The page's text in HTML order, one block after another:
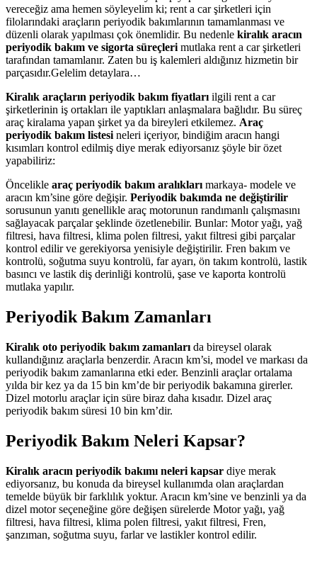
vereceğiz ama hemen söyleyelim ki; rent a car şirketleri için
filolarındaki araçların periyodik bakımlarının tamamlanması ve
düzenli olarak yapılması çok önemlidir. Bu nedenle kiralık aracın
periyodik bakım ve sigorta süreçlerimutlaka rent a car şirketleri
tarafından tamamlanır. Zaten bu iş kalemleri aldığınız hizmetin bir
parçasıdır.Gelelim detaylara…
Kiralık araçların periyodik bakım fiyatlarıilgili rent a car
şirketlerinin iş ortakları ile yaptıkları anlaşmalara bağlıdır. Bu süreç
araç kiralama yapan şirket ya da bireyleri etkilemez. Araç
periyodik bakım listesineleri içeriyor, bindiğim aracın hangi
kısımları kontrol edilmiş diye merak ediyorsanız şöyle bir özet
yapabiliriz:
Öncelikle araç periyodik bakım aralıklarımarkaya- modele ve
aracın km’sine göre değişir. Periyodik bakımda ne değiştirilir
sorusunun yanıtı genellikle araç motorunun randımanlı çalışmasını
sağlayacak parçalar şeklinde özetlenebilir. Bunlar: Motor yağı, yağ
filtresi, hava filtresi, klima polen filtresi, yakıt filtresi gibi parçalar
kontrol edilir ve gerekiyorsa yenisiyle değiştirilir. Fren bakım ve
kontrolü, soğutma suyu kontrolü, far ayarı, ön takım kontrolü, lastik
basıncı ve lastik diş derinliği kontrolü, şase ve kaporta kontrolü
mutlaka yapılır.
Periyodik Bakım Zamanları
Kiralık oto periyodik bakım zamanları da bireysel olarak
kullandığınız araçlarla benzerdir. Aracın km’si, model ve markası da
periyodik bakım zamanlarına etki eder. Benzinli araçlar ortalama
yılda bir kez ya da 15 bin km’de bir periyodik bakamına girerler.
Dizel motorlu araçlar için süre biraz daha kısadır. Dizel araç
periyodik bakım süresi 10 bin km’dir.
Periyodik Bakım Neleri Kapsar?
Kiralık aracın periyodik bakımı neleri kapsar diye merak
ediyorsanız, bu konuda da bireysel kullanımda olan araçlardan
temelde büyük bir farklılık yoktur. Aracın km’sine ve benzinli ya da
dizel motor seçeneğine göre değişen sürelerde Motor yağı, yağ
filtresi, hava filtresi, klima polen filtresi, yakıt filtresi, Fren,
şanzıman, soğutma suyu, farlar ve lastikler kontrol edilir.